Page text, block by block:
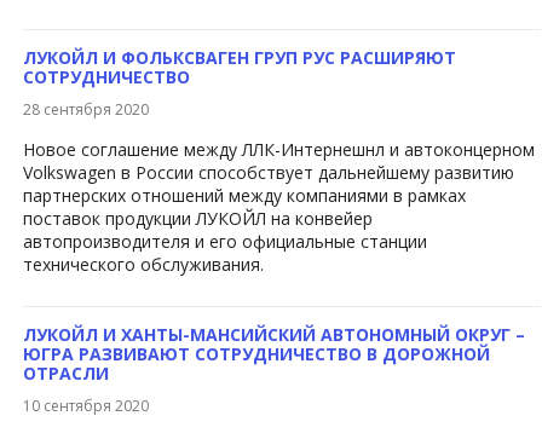
ЛУКОЙЛ И ФОЛЬКСВАГЕН ГРУП РУС РАСШИРЯЮТ
СОТРУДНИЧЕСТВО
28 сентября 2020
​Новое соглашение между ЛЛК-Интернешнл и автоконцерном
Volkswagen в России способствует дальнейшему развитию
партнерских отношений между компаниями в рамках
поставок продукции ЛУКОЙЛ на конвейер
автопроизводителя и его официальные станции
технического обслуживания.
ЛУКОЙЛ И ХАНТЫ-МАНСИЙСКИЙ АВТОНОМНЫЙ ОКРУГ –
ЮГРА РАЗВИВАЮТ СОТРУДНИЧЕСТВО В ДОРОЖНОЙ
ОТРАСЛИ
10 сентября 2020